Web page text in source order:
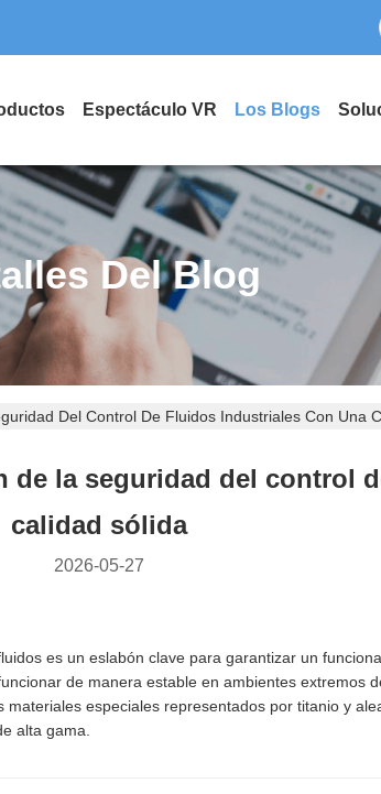
Espectáculo VR Los Blogs
Del Blog
Del Control De Fluidos Industriales Con Una
de la seguridad del control
calidad sólida
2026-05-27
es un eslabón clave para garantizar un
de manera estable en ambientes extremos
especiales representados por titanio y
alta gama.